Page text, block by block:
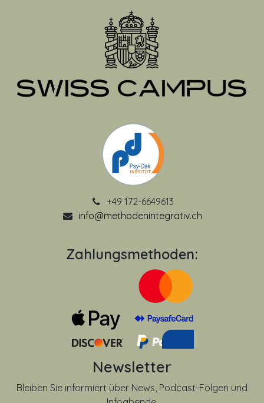
+49 172-6649613
info@methodenintegrativ.ch
Zahlungsmethoden:
Newsletter
Bleiben Sie informiert über News, Podcast-Folgen und